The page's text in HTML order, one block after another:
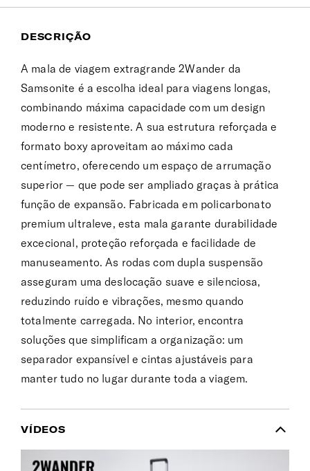
DESCRIÇÃO
A mala de viagem extragrande 2Wander da
Samsonite é a escolha ideal para viagens longas,
combinando máxima capacidade com um design
moderno e resistente. A sua estrutura reforçada e
formato boxy aproveitam ao máximo cada
centímetro, oferecendo um espaço de arrumação
superior — que pode ser ampliado graças à prática
função de expansão. Fabricada em policarbonato
premium ultraleve, esta mala garante durabilidade
excecional, proteção reforçada e facilidade de
manuseamento. As rodas com dupla suspensão
asseguram uma deslocação suave e silenciosa,
reduzindo ruído e vibrações, mesmo quando
totalmente carregada. No interior, encontra
soluções que simplificam a organização: um
separador expansível e cintas ajustáveis para
manter tudo no lugar durante toda a viagem.
VÍDEOS